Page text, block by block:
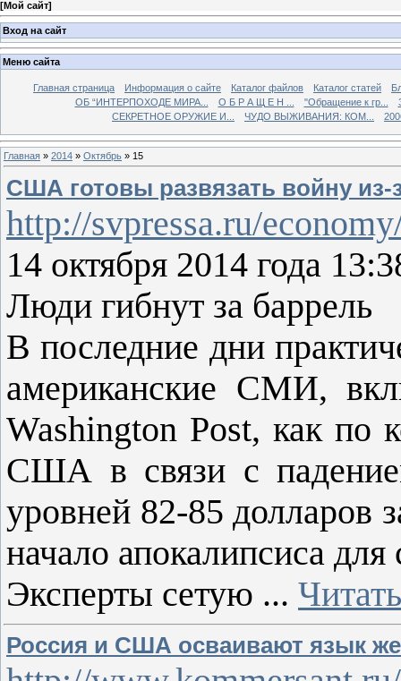
[Мой сайт]
Вход на сайт
Меню сайта
Главная страница Информация о сайте Каталог файлов Каталог статей
ОБ “ИНТЕРПОХОДЕ МИРА...
О Б Р А Щ Е Н ... "Обращение к гр...
СЕКРЕТНОЕ ОРУЖИЕ И...
ЧУДО ВЫЖИВАНИЯ: КОМ...
Главная » 2014 » Октябрь » 15
США готовы развязать войну
http://svpressa.ru/
14 октября 2014 года
Люди гибнут за баррель
В последние дни
американские СМИ,
Washington Post, как по
США в связи с
уровней 82-85 долларов
начало апокалипсиса
Эксперты сетую ...
Россия и США осваивают язык